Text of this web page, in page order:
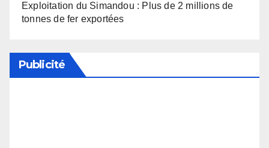
Exploitation du Simandou : Plus de 2 millions de
tonnes de fer exportées
Publicité